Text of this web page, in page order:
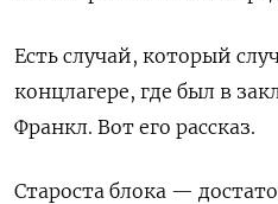
Есть случай, который
концлагере, где был в
Франкл. Вот его рассказ.
Староста блока —